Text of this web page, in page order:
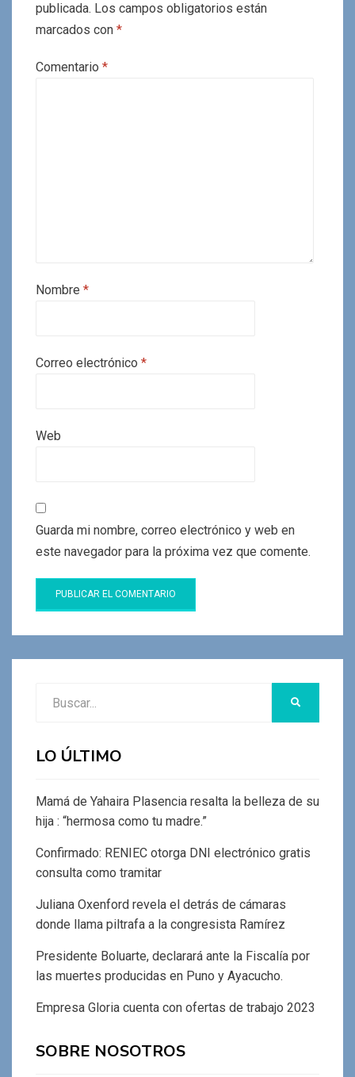
publicada. Los campos obligatorios están
marcados con *
Comentario *
Nombre *
Correo electrónico *
Web
Guarda mi nombre, correo electrónico y web en
este navegador para la próxima vez que comente.
LO ÚLTIMO
Mamá de Yahaira Plasencia resalta la belleza de su
hija : “hermosa como tu madre.”
Confirmado: RENIEC otorga DNI electrónico gratis
consulta como tramitar
Juliana Oxenford revela el detrás de cámaras
donde llama piltrafa a la congresista Ramírez
Presidente Boluarte, declarará ante la Fiscalía por
las muertes producidas en Puno y Ayacucho.
Empresa Gloria cuenta con ofertas de trabajo 2023
SOBRE NOSOTROS